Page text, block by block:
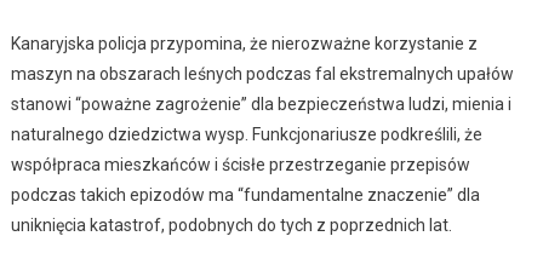
Kanaryjska policja przypomina, że nierozważne korzystanie z
maszyn na obszarach leśnych podczas fal ekstremalnych upałów
stanowi “poważne zagrożenie” dla bezpieczeństwa ludzi, mienia i
naturalnego dziedzictwa wysp. Funkcjonariusze podkreślili, że
współpraca mieszkańców i ścisłe przestrzeganie przepisów
podczas takich epizodów ma “fundamentalne znaczenie” dla
uniknięcia katastrof, podobnych do tych z poprzednich lat.